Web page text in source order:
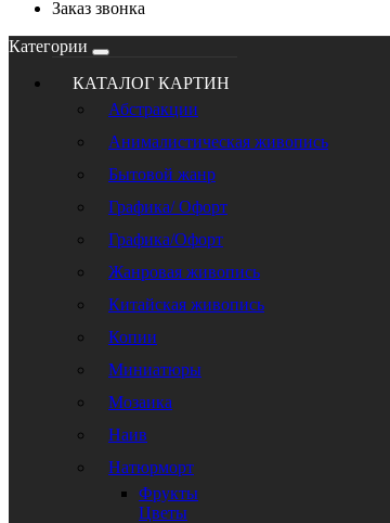
Заказ звонка
Категории
КАТАЛОГ КАРТИН
Абстракции
Анималистическая живопись
Бытовой жанр
Графика/ Офорт
Графика/Офорт
Жанровая живопись
Китайская живопись
Копии
Миниатюры
Мозаика
Наив
Натюрморт
Фрукты
Цветы